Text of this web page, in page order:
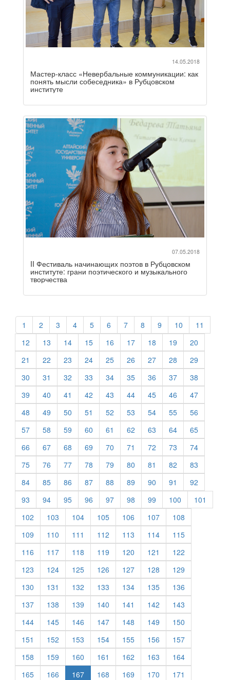
14.05.2018
Мастер-класс «Невербальные коммуникации: как
понять мысли собеседника» в Рубцовском
институте
07.05.2018
II Фестиваль начинающих поэтов в Рубцовском
институте: грани поэтического и музыкального
творчества
1 2 3 4 5 6 7 8 9 10
11
12
13 14 15 16 17 18 19
20
21
22 23 24 25 26 27 28
29
30
31 32 33 34 35 36 37
38
39
40 41 42 43 44 45 46
47
48
49 50 51 52 53 54 55
56
57
58 59 60 61 62 63 64
65
66
67 68 69 70 71 72 73
74
75
76 77 78 79 80 81 82
83
84
85 86 87 88 89 90 91
92
93
94 95 96 97 98 99 100
101
102
103 104 105 106 107
108
109
110 111 112 113 114
115
116
117 118 119 120 121
122
123
124 125 126 127 128
129
130
131 132 133 134 135
136
137
138 139 140 141 142
143
144
145 146 147 148 149
150
151
152 153 154 155 156
157
158
159 160 161 162 163
164
165
166 167 168 169 170
171